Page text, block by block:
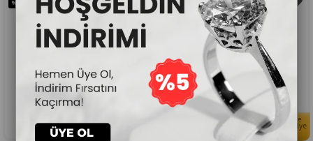
🎁Doğum Taşlı Kolye
%40 İNDIRIM
Her Alışverişinize
Doğum Taşlı Kolye
Hediye
%40 İNDIRIM